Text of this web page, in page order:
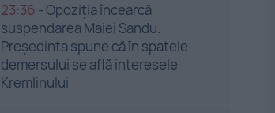
23:36 -Opoziția încearcă
suspendarea Maiei Sandu.
Președinta spune că în spatele
demersului se află interesele
Kremlinului